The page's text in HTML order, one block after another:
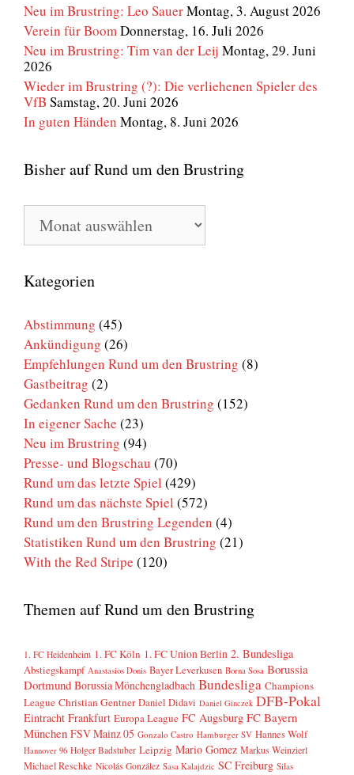
Neu im Brustring: Leo SauerMontag, 3. August 2026
Verein für Boom Donnerstag, 16. Juli 2026
Neu im Brustring: Tim van der Leij Montag, 29. Juni
2026
Wieder im Brustring (?): Die verliehenen Spieler des
VfB Samstag, 20. Juni 2026
In guten Händen Montag, 8. Juni 2026
Bisher auf Rund um den Brustring
Bisher
auf
Rund
den
Brustring
Kategorien
Abstimmung (45)
Ankündigung (26)
Empfehlungen Rund um den Brustring (8)
Gastbeitrag (2)
Gedanken Rund um den Brustring (152)
In eigener Sache (23)
Neu im Brustring (94)
Presse- und Blogschau (70)
Rund um das letzte Spiel (429)
Rund um das nächste Spiel (572)
Rund um den Brustring Legenden (4)
Statistiken Rund um den Brustring (21)
With the Red Stripe (120)
Themen auf Rund um den Brustring
1. FC Heidenheim 1. FC Köln 1. FC Union Berlin 2. Bundesliga
Abstiegskampf Anastasios Donis Bayer Leverkusen Borna Sosa Borussia
Dortmund Borussia Mönchengladbach Bundesliga Champions
League Christian Gentner Daniel Didavi Daniel Ginczek DFB-Pokal
Eintracht Frankfurt Europa League FC Augsburg FC Bayern
München FSV Mainz 05 Gonzalo Castro Hamburger SV Hannes Wolf
Hannover 96 Holger Badstuber Leipzig Mario Gomez Markus Weinzierl
Michael Reschke Nicolás González Sasa Kalajdzic SC Freiburg Silas